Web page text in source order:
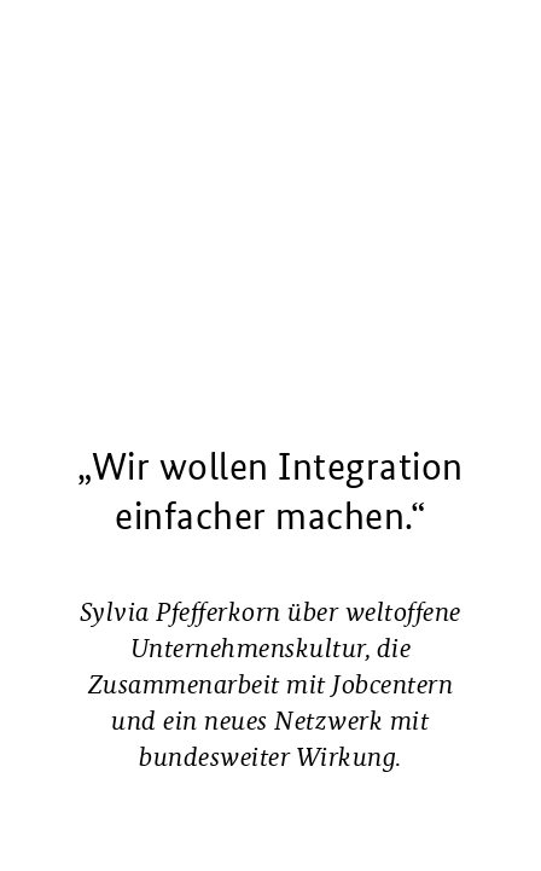
„Wir wollen Integration
einfacher machen.“
Sylvia Pfefferkorn über weltoffene
Unternehmenskultur, die
Zusammenarbeit mit Jobcentern
und ein neues Netzwerk mit
bundesweiter Wirkung.